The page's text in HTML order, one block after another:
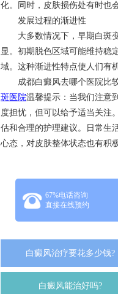
化。同时，皮肤损伤处有时也
发展过程的渐进性
大多数情况下，早期白斑变
显。初期脱色区域可能维持稳
域。这种渐进性特点使人们有
成都白癜风去哪个医院比较
斑医院温馨提示：当我们注意
度担忧，但可以给予适当关注
估和合理的护理建议。日常生
心态，对皮肤整体状态也有积
67%电话咨询
直接在线预约
白癜风治疗要花多少钱?
白癜风能治好吗?